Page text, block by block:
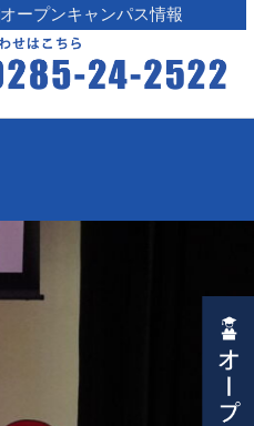
オープンキャンパス情報